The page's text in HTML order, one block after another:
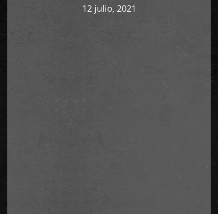
12 julio, 2021